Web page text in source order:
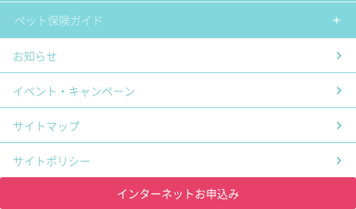
ペット保険ガイド
お知らせ
イベント・キャンペーン
サイトマップ
サイトポリシー
インターネットお申込み